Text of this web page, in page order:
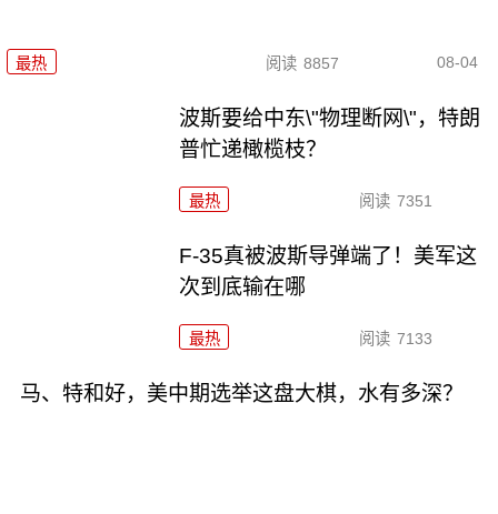
最热 阅读 8857 08-04
波斯要给中东\"物理断网\"，特朗
普忙递橄榄枝？
最热 阅读 7351
F-35真被波斯导弹端了！美军这
次到底输在哪
最热 阅读 7133
马、特和好，美中期选举这盘大棋，水有多深？